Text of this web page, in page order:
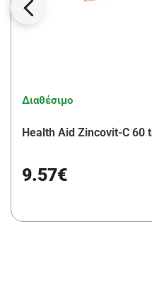
Διαθέσιμο
Health Aid Zincovit-C 60
9.57€